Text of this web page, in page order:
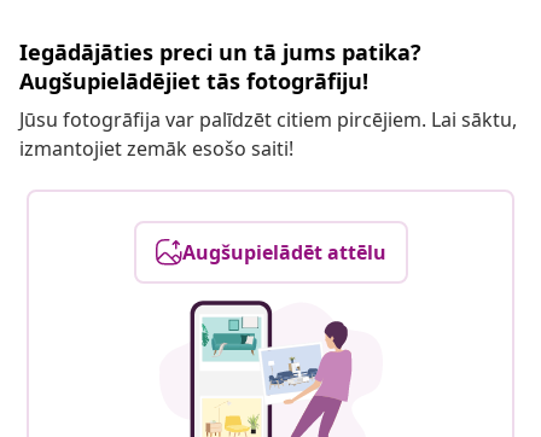
Iegādājāties preci un tā jums patika?
Augšupielādējiet tās fotogrāfiju!
Jūsu fotogrāfija var palīdzēt citiem pircējiem. Lai sāktu,
izmantojiet zemāk esošo saiti!
Augšupielādēt attēlu